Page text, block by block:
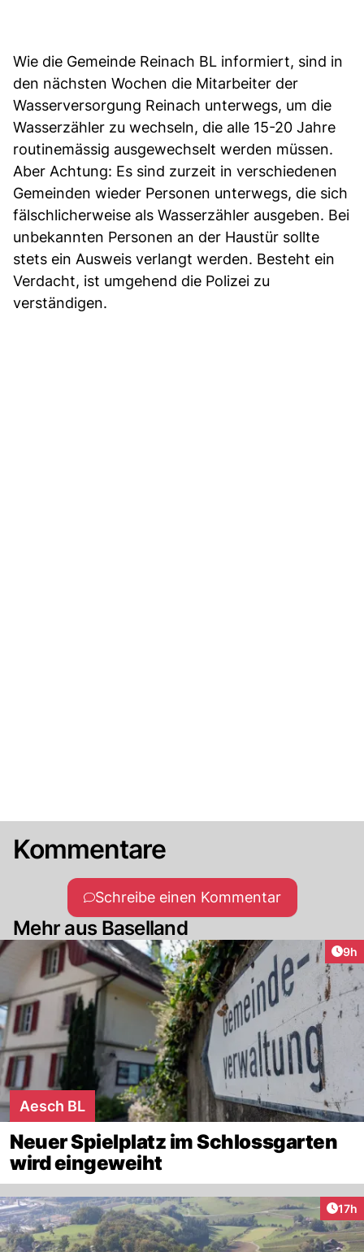
Wie die Gemeinde Reinach BL informiert, sind in
den nächsten Wochen die Mitarbeiter der
Wasserversorgung Reinach unterwegs, um die
Wasserzähler zu wechseln, die alle 15-20 Jahre
routinemässig ausgewechselt werden müssen.
Aber Achtung: Es sind zurzeit in verschiedenen
Gemeinden wieder Personen unterwegs, die sich
fälschlicherweise als Wasserzähler ausgeben. Bei
unbekannten Personen an der Haustür sollte
stets ein Ausweis verlangt werden. Besteht ein
Verdacht, ist umgehend die Polizei zu
verständigen.
Kommentare
Schreibe einen Kommentar
Mehr aus Baselland
9h
Aesch BL
Neuer Spielplatz im Schlossgarten
wird eingeweiht
17h